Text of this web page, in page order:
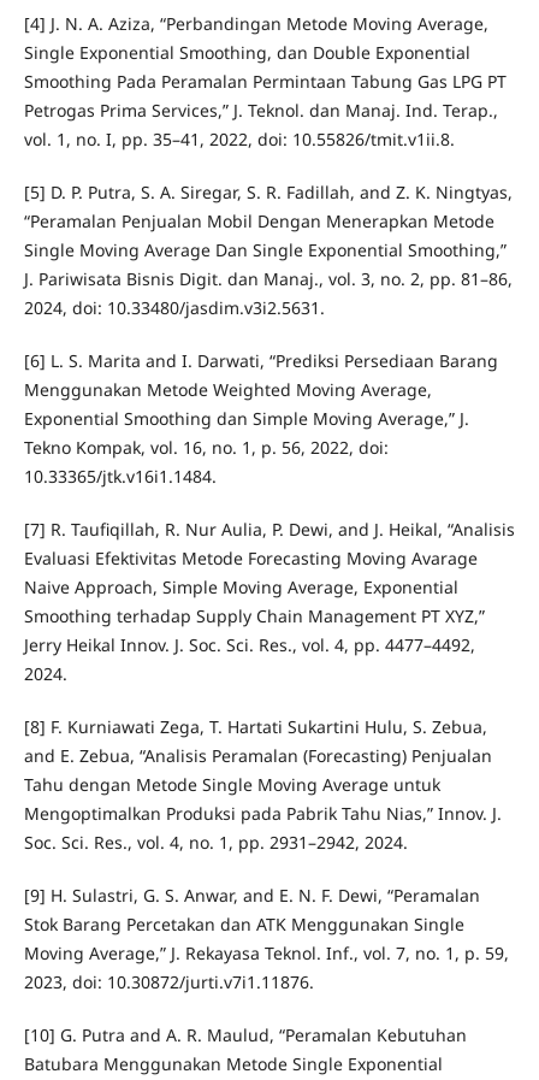
[4] J. N. A. Aziza, “Perbandingan Metode Moving Average,
Single Exponential Smoothing, dan Double Exponential
Smoothing Pada Peramalan Permintaan Tabung Gas LPG PT
Petrogas Prima Services,” J. Teknol. dan Manaj. Ind. Terap.,
vol. 1, no. I, pp. 35–41, 2022, doi: 10.55826/tmit.v1ii.8.
[5] D. P. Putra, S. A. Siregar, S. R. Fadillah, and Z. K. Ningtyas,
“Peramalan Penjualan Mobil Dengan Menerapkan Metode
Single Moving Average Dan Single Exponential Smoothing,”
J. Pariwisata Bisnis Digit. dan Manaj., vol. 3, no. 2, pp. 81–86,
2024, doi: 10.33480/jasdim.v3i2.5631.
[6] L. S. Marita and I. Darwati, “Prediksi Persediaan Barang
Menggunakan Metode Weighted Moving Average,
Exponential Smoothing dan Simple Moving Average,” J.
Tekno Kompak, vol. 16, no. 1, p. 56, 2022, doi:
10.33365/jtk.v16i1.1484.
[7] R. Taufiqillah, R. Nur Aulia, P. Dewi, and J. Heikal, “Analisis
Evaluasi Efektivitas Metode Forecasting Moving Avarage
Naive Approach, Simple Moving Average, Exponential
Smoothing terhadap Supply Chain Management PT XYZ,”
Jerry Heikal Innov. J. Soc. Sci. Res., vol. 4, pp. 4477–4492,
2024.
[8] F. Kurniawati Zega, T. Hartati Sukartini Hulu, S. Zebua,
and E. Zebua, “Analisis Peramalan (Forecasting) Penjualan
Tahu dengan Metode Single Moving Average untuk
Mengoptimalkan Produksi pada Pabrik Tahu Nias,” Innov. J.
Soc. Sci. Res., vol. 4, no. 1, pp. 2931–2942, 2024.
[9] H. Sulastri, G. S. Anwar, and E. N. F. Dewi, “Peramalan
Stok Barang Percetakan dan ATK Menggunakan Single
Moving Average,” J. Rekayasa Teknol. Inf., vol. 7, no. 1, p. 59,
2023, doi: 10.30872/jurti.v7i1.11876.
[10] G. Putra and A. R. Maulud, “Peramalan Kebutuhan
Batubara Menggunakan Metode Single Exponential